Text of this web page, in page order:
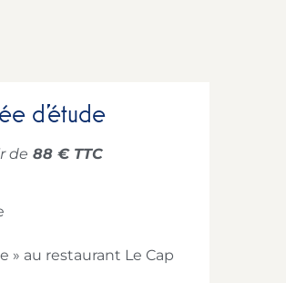
d’étude
de 88 € TTC
» au restaurant Le Cap